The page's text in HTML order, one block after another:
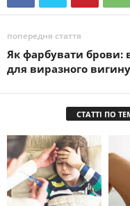
попередня стаття
Як фарбувати брови:
для виразного вигину
СТАТТІ ПО